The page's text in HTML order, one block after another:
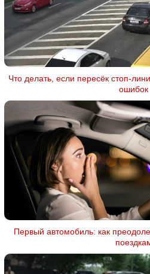
Что делать, если пересёк стоп-
ошибок
Первый автомобиль: как